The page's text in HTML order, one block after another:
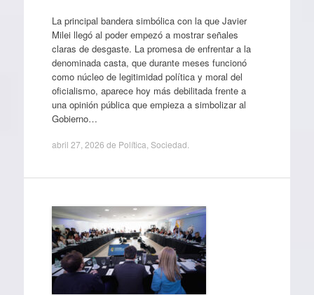
La principal bandera simbólica con la que Javier
Milei llegó al poder empezó a mostrar señales
claras de desgaste. La promesa de enfrentar a la
denominada casta, que durante meses funcionó
como núcleo de legitimidad política y moral del
oficialismo, aparece hoy más debilitada frente a
una opinión pública que empieza a simbolizar al
Gobierno…
abril 27, 2026 de Política Sociedad